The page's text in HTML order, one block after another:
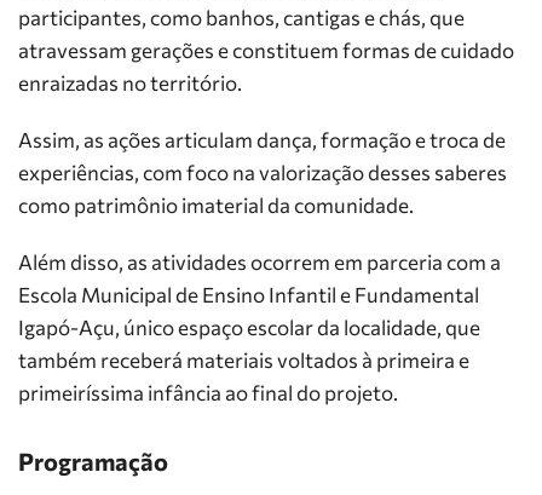
participantes, como banhos, cantigas e chás, que
atravessam gerações e constituem formas de cuidado
enraizadas no território.
Assim, as ações articulam dança, formação e troca de
experiências, com foco na valorização desses saberes
como patrimônio imaterial da comunidade.
Além disso, as atividades ocorrem em parceria com a
Escola Municipal de Ensino Infantil e Fundamental
Igapó-Açu, único espaço escolar da localidade, que
também receberá materiais voltados à primeira e
primeiríssima infância ao final do projeto.
Programação